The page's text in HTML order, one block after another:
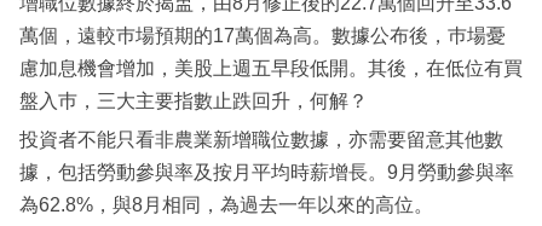
區
萬個，遠較巿場預期的17萬個為高。數據公布後，巿場憂
慮加息機會增加，美股上週五早段低開。其後，在低位有買
盤入巿，三大主要指數止跌回升，何解？
投資者不能只看非農業新增職位數據，亦需要留意其他數
據，包括勞動參與率及按月平均時薪增長。9月勞動參與率
為62.8%，與8月相同，為過去一年以來的高位。